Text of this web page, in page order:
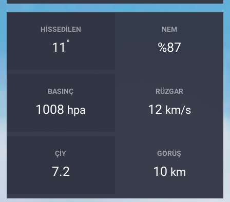
HISSEDILEN
11 °
NEM
%87
BASINÇ
1008 hpa
RÜZGAR
12 km/s
ÇIY
7.2
GÖRÜŞ
10 km